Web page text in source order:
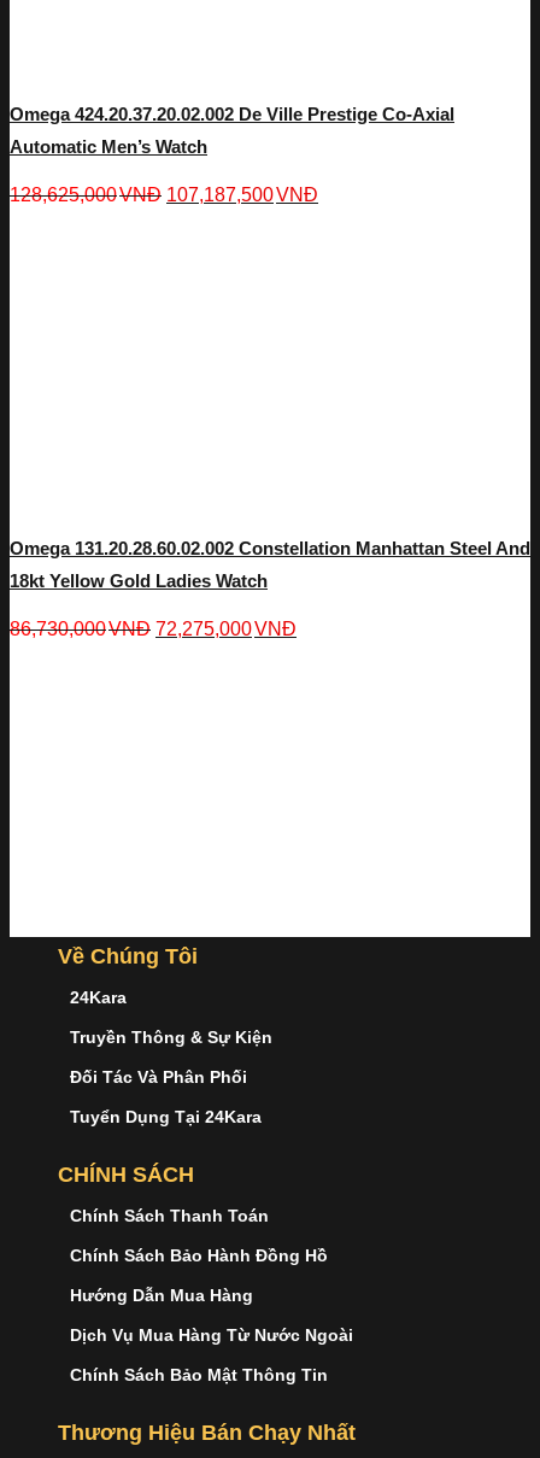
Omega 424.20.37.20.02.002 De Ville Prestige Co-Axial
Automatic Men’s Watch
128,625,000VNĐ 107,187,500VNĐ
Omega 131.20.28.60.02.002 Constellation Manhattan Steel And
18kt Yellow Gold Ladies Watch
86,730,000VNĐ 72,275,000VNĐ
Về Chúng Tôi
24Kara
Truyền Thông & Sự Kiện
Đối Tác Và Phân Phối
Tuyển Dụng Tại 24Kara
CHÍNH SÁCH
Chính Sách Thanh Toán
Chính Sách Bảo Hành Đồng Hồ
Hướng Dẫn Mua Hàng
Dịch Vụ Mua Hàng Từ Nước Ngoài
Chính Sách Bảo Mật Thông Tin
Thương Hiệu Bán Chạy Nhất